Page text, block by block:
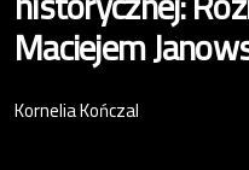
Maciejem
Kornelia Kończal